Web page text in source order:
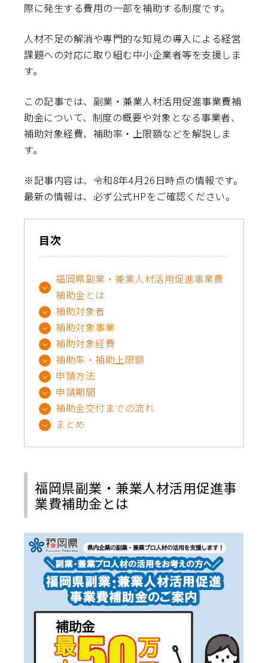
際に発生する費用の一部を補助する制度です。
人材不足の解消や専門的な知見の導入による経営
課題への対応に取り組む中小企業者等を支援しま
す。
この記事では、副業・兼業人材活用促進事業費補
助金について、制度の概要や対象となる事業者、
補助対象経費、補助率・上限額などを解説しま
す。
※記事内容は、令和8年4月26日時点の情報です。
最新の情報は、必ず公式HPをご確認ください。
目次
福岡県副業・兼業人材活用促進事業費
補助金とは
補助対象者
補助対象事業
補助対象経費
補助率・補助上限額
申請方法
申請期間
補助金交付までの流れ
まとめ
福岡県副業・兼業人材活用促進事
業費補助金とは